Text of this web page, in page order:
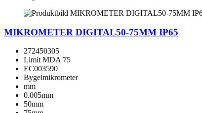
MIKROMETER DIGITAL50-75MM IP65
272450305
Limit MDA 75
EC003590
Bygelmikrometer
mm
0.005mm
50mm